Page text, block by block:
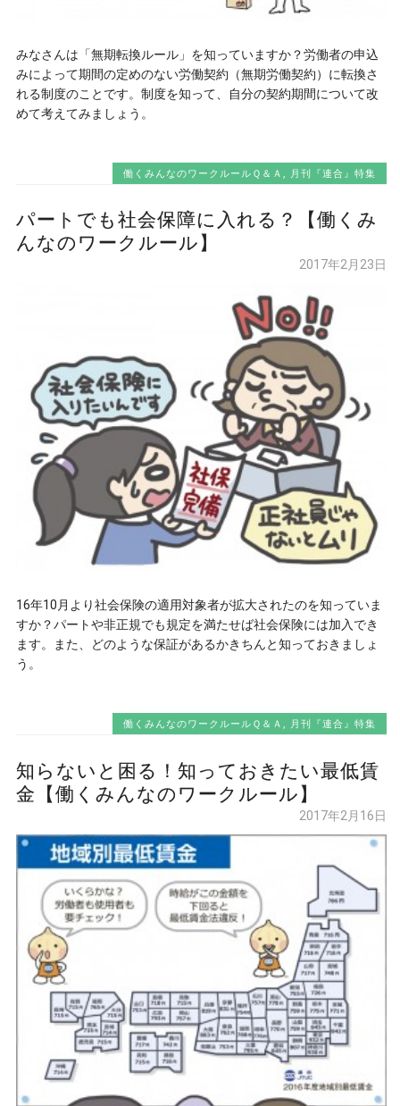
みなさんは「無期転換ルール」を知っていますか？労働者の申込
みによって期間の定めのない労働契約（無期労働契約）に転換さ
れる制度のことです。制度を知って、自分の契約期間について改
めて考えてみましょう。
働くみんなのワークルールＱ＆Ａ 月刊『連合』特集
パートでも社会保障に入れる？【働くみ
んなのワークルール】
2017年2月23日
16年10月より社会保険の適用対象者が拡大されたのを知っていま
すか？パートや非正規でも規定を満たせば社会保険には加入でき
ます。また、どのような保証があるかきちんと知っておきましょ
う。
働くみんなのワークルールＱ＆Ａ , 月刊『連合』特集
知らないと困る！知っておきたい最低賃
金【働くみんなのワークルール】
2017年2月16日